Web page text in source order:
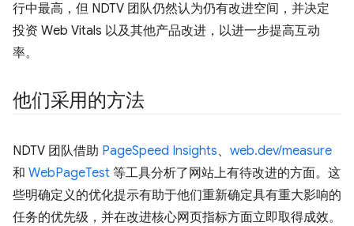
行中最高，但 NDTV 团队仍然认为仍有改进空间，并决定
投资 Web Vitals 以及其他产品改进，以进一步提高互动
率。
他们采用的方法
NDTV 团队借助 PageSpeed Insights、 web.dev/measure
和 WebPageTest 等工具分析了网站上有待改进的方面。这
些明确定义的优化提示有助于他们重新确定具有重大影响的
任务的优先级，并在改进核心网页指标方面立即取得成效。